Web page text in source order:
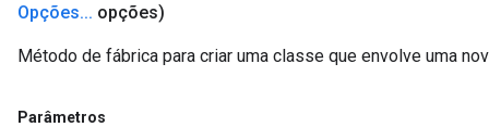
Opções... opções)
Método de fábrica para criar uma classe que envolve uma
Parâmetros